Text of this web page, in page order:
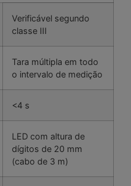
Verificável segundo
classe III
Tara múltipla em todo
o intervalo de medição
<4 s
LED com altura de
dígitos de 20 mm
(cabo de 3 m)